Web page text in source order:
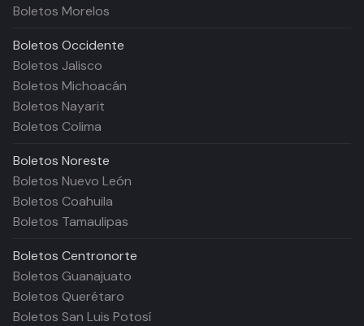
Boletos Morelos
Boletos Occidente
Boletos Jalisco
Boletos Michoacán
Boletos Nayarit
Boletos Colima
Boletos Noreste
Boletos Nuevo León
Boletos Coahuila
Boletos Tamaulipas
Boletos Centronorte
Boletos Guanajuato
Boletos Querétaro
Boletos San Luis Potosí